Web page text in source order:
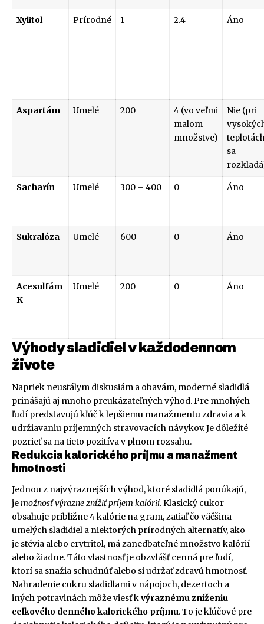
Xylitol Prírodné 1 2.4 Áno
Aspartám Umelé 200
4 (vo veľmi
malom
množstve)
Nie (pri
sa
Sacharín Umelé 300 – 400 0 Áno
Sukralóza Umelé 600 0 Áno
Acesulfám
K
Umelé 200 0 Áno
Výhody sladidiel v každodennom
živote
Napriek neustálym diskusiám a obavám, moderné sladidlá
prinášajú aj mnoho preukázateľných výhod. Pre mnohých
ľudí predstavujú kľúč k lepšiemu manažmentu zdravia a k
udržiavaniu príjemných stravovacích návykov. Je dôležité
pozrieť sa na tieto pozitíva v plnom rozsahu.
Redukcia kalorického príjmu a manažment
hmotnosti
Jednou z najvýraznejších výhod, ktoré sladidlá ponúkajú,
jemožnosť výrazne znížiť príjem kalórií. Klasický cukor
obsahuje približne 4 kalórie na gram, zatiaľ čo väčšina
umelých sladidiel a niektorých prírodných alternatív, ako
je stévia alebo erytritol, má zanedbateľné množstvo kalórií
alebo žiadne. Táto vlastnosť je obzvlášť cenná pre ľudí,
ktorí sa snažia schudnúť alebo si udržať zdravú hmotnosť.
Nahradenie cukru sladidlami v nápojoch, dezertoch a
iných potravinách môže viesť kvýraznému zníženiu
celkového denného kalorického príjmu. To je kľúčové pre